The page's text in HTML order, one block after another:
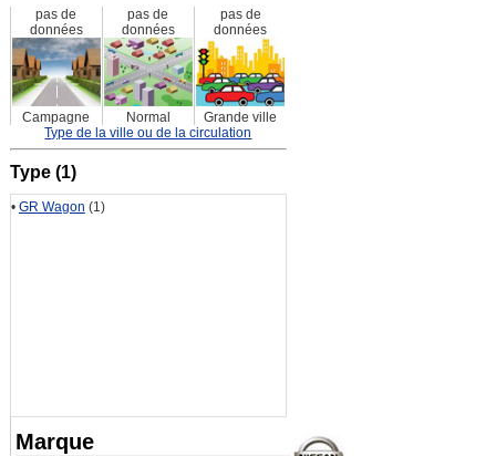
pas de
données
pas de
données
pas de
données
Campagne Normal
Grande ville
Type de la ville ou de la circulation
Type (1)
• GR Wagon (1)
Marque